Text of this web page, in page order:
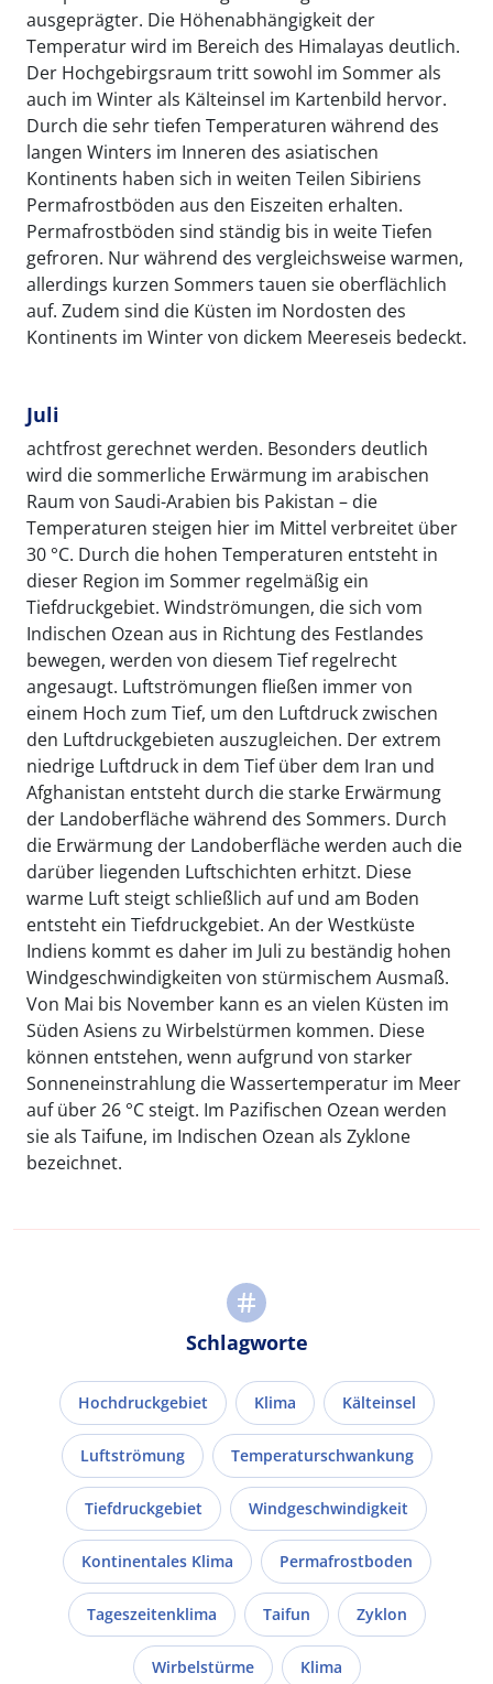
ausgeprägter. Die Höhenabhängigkeit der
Temperatur wird im Bereich des Himalayas deutlich.
Der Hochgebirgsraum tritt sowohl im Sommer als
auch im Winter als Kälteinsel im Kartenbild hervor.
Durch die sehr tiefen Temperaturen während des
langen Winters im Inneren des asiatischen
Kontinents haben sich in weiten Teilen Sibiriens
Permafrostböden aus den Eiszeiten erhalten.
Permafrostböden sind ständig bis in weite Tiefen
gefroren. Nur während des vergleichsweise warmen,
allerdings kurzen Sommers tauen sie oberflächlich
auf. Zudem sind die Küsten im Nordosten des
Kontinents im Winter von dickem Meereseis bedeckt.
Juli
achtfrost gerechnet werden. Besonders deutlich
wird die sommerliche Erwärmung im arabischen
Raum von Saudi-Arabien bis Pakistan – die
Temperaturen steigen hier im Mittel verbreitet über
30 °C. Durch die hohen Temperaturen entsteht in
dieser Region im Sommer regelmäßig ein
Tiefdruckgebiet. Windströmungen, die sich vom
Indischen Ozean aus in Richtung des Festlandes
bewegen, werden von diesem Tief regelrecht
angesaugt. Luftströmungen fließen immer von
einem Hoch zum Tief, um den Luftdruck zwischen
den Luftdruckgebieten auszugleichen. Der extrem
niedrige Luftdruck in dem Tief über dem Iran und
Afghanistan entsteht durch die starke Erwärmung
der Landoberfläche während des Sommers. Durch
die Erwärmung der Landoberfläche werden auch die
darüber liegenden Luftschichten erhitzt. Diese
warme Luft steigt schließlich auf und am Boden
entsteht ein Tiefdruckgebiet. An der Westküste
Indiens kommt es daher im Juli zu beständig hohen
Windgeschwindigkeiten von stürmischem Ausmaß.
Von Mai bis November kann es an vielen Küsten im
Süden Asiens zu Wirbelstürmen kommen. Diese
können entstehen, wenn aufgrund von starker
Sonneneinstrahlung die Wassertemperatur im Meer
auf über 26 °C steigt. Im Pazifischen Ozean werden
sie als Taifune, im Indischen Ozean als Zyklone
bezeichnet.
Schlagworte
Hochdruckgebiet Klima Kälteinsel
Luftströmung Temperaturschwankung
Tiefdruckgebiet Windgeschwindigkeit
Kontinentales Klima Permafrostboden
Tageszeitenklima Taifun Zyklon
Wirbelstürme Klima